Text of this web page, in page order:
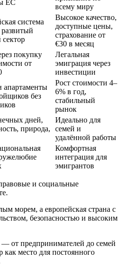
ЕС
всему миру
система
Высокое качество,
доступные цены,
страхование от
€30 в месяц
покупку
от
Легальная
эмиграция через
инвестиции
без
Рост стоимости 4–
6% в год,
стабильный
рынок
дней,
природа,
Идеально для
семей и
удалённой работы
Комфортная
интеграция для
эмигрантов
и социальные
морем, а европейская страна с
безопасностью и высоким
от предпринимателей до семей
место для постоянного